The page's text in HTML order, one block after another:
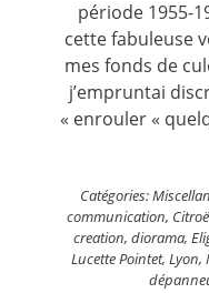
période 1955-
cette fabuleuse
mes fonds de
j’empruntai
« enrouler «
Catégories:
communication,
creation, diorama,
Lucette Pointet, Lyon,